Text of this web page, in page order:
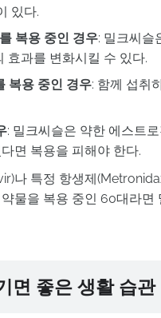
있다.
복용 중인 경우: 밀크씨슬
효과를 변화시킬 수 있다.
복용 중인 경우: 함께 섭취
: 밀크씨슬은 약한 에스트
면 복용을 피해야 한다.
나 특정 항생제
물을 복용 중인 60대라
면 좋은 생활 습관